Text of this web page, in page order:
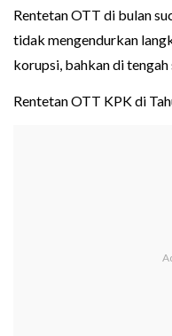
Rentetan OTT di bulan
tidak mengendurkan
korupsi, bahkan di tengah
Rentetan OTT KPK di